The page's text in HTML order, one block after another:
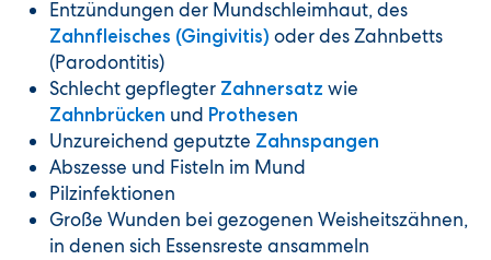
Entzündungen der Mundschleimhaut, des
Zahnfleisches (Gingivitis) oder des Zahnbetts
(Parodontitis)
Schlecht gepflegter Zahnersatz wie
Zahnbrücken und Prothesen
Unzureichend geputzte Zahnspangen
Abszesse und Fisteln im Mund
Pilzinfektionen
Große Wunden bei gezogenen Weisheitszähnen,
in denen sich Essensreste ansammeln